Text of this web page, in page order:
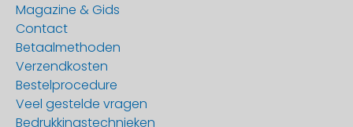
Magazine & Gids
Contact
Betaalmethoden
Verzendkosten
Bestelprocedure
Veel gestelde vragen
Bedrukkingstechnieken